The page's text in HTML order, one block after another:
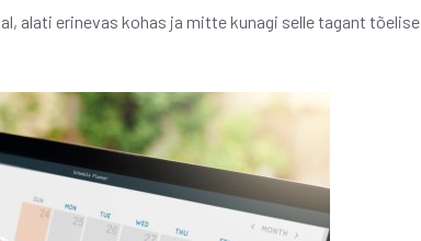
alati erinevas kohas ja mitte kunagi selle tagant tõelise